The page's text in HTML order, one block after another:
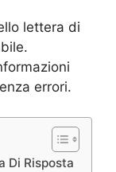
lettera di
errori.
Di Risposta